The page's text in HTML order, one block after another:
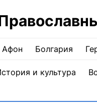
Афон Болгария
и культура